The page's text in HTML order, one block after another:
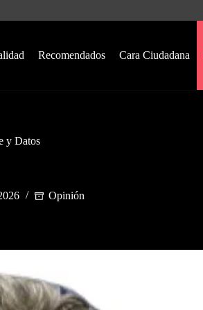
Recomendados Cara Ciudadana
y Datos
Opinión